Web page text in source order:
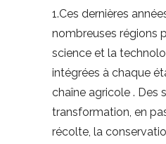
1.Ces dernières
nombreuses régions
science et la
intégrées à chaque
chaîne agricole . Des
transformation, en
récolte, la